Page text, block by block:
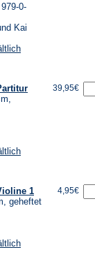
0-
Kai
39,95€
1
geheftet
4,95€